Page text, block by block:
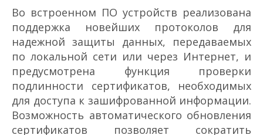
Во встроенном ПО устройств реализована
поддержка новейших протоколов для
надежной защиты данных, передаваемых
по локальной сети или через Интернет, и
предусмотрена функция проверки
подлинности сертификатов, необходимых
для доступа к зашифрованной информации.
Возможность автоматического обновления
сертификатов позволяет сократить